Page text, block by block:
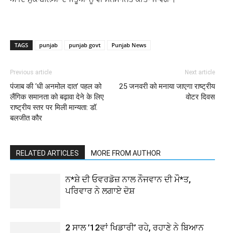
TAGS punjab punjab govt Punjab News
Previous article
पंजाब की ‘धी अनमोल दात’ पहल को
लैंगिक समानता को बढ़ावा देने के लिए
राष्ट्रीय स्तर पर मिली मान्यता: डॉ.
बलजीत कौर
Next article
25 जनवरी को मनाया जाएगा राष्ट्रीय
वोटर दिवस
RELATED ARTICLES MORE FROM AUTHOR
ਨ*ਸ਼ੇ ਦੀ ਓਵਰਡੋਜ਼ ਨਾਲ ਨੌਜਵਾਨ ਦੀ ਮੌ*ਤ,
ਪਰਿਵਾਰ ਨੇ ਲਗਾਏ ਦੋਸ਼
2 ਸਾਲ ’12ਵਾਂ ਖਿਡਾਰੀ’ ਰਹੇ, ਰਹਾਣੇ ਨੇ ਬਿਆਨ